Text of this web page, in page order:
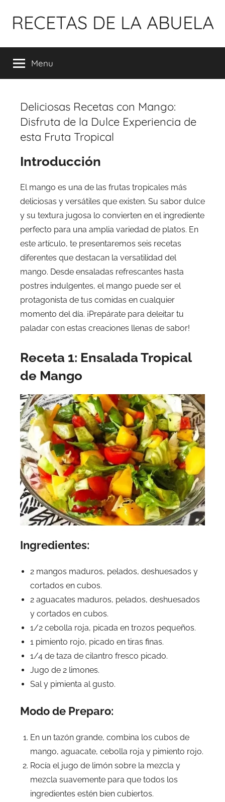
para
conteúdo
RECETAS DE LA ABUELA
Menu
Deliciosas Recetas con Mango:
Disfruta de la Dulce Experiencia de
esta Fruta Tropical
Introducción
El mango es una de las frutas tropicales más
deliciosas y versátiles que existen. Su sabor dulce
y su textura jugosa lo convierten en el ingrediente
perfecto para una amplia variedad de platos. En
este artículo, te presentaremos seis recetas
diferentes que destacan la versatilidad del
mango. Desde ensaladas refrescantes hasta
postres indulgentes, el mango puede ser el
protagonista de tus comidas en cualquier
momento del día. ¡Prepárate para deleitar tu
paladar con estas creaciones llenas de sabor!
Receta 1: Ensalada Tropical
de Mango
Ingredientes:
2 mangos maduros, pelados, deshuesados y
cortados en cubos.
2 aguacates maduros, pelados, deshuesados
y cortados en cubos.
1/2 cebolla roja, picada en trozos pequeños.
1 pimiento rojo, picado en tiras finas.
1/4 de taza de cilantro fresco picado.
Jugo de 2 limones.
Sal y pimienta al gusto.
Modo de Preparo:
En un tazón grande, combina los cubos de
mango, aguacate, cebolla roja y pimiento rojo.
Rocía el jugo de limón sobre la mezcla y
mezcla suavemente para que todos los
ingredientes estén bien cubiertos.